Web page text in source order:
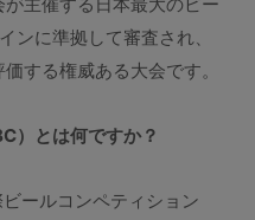
ンに準拠して審査され、
する権威ある大会です。
）とは何ですか？
ールコンペティション